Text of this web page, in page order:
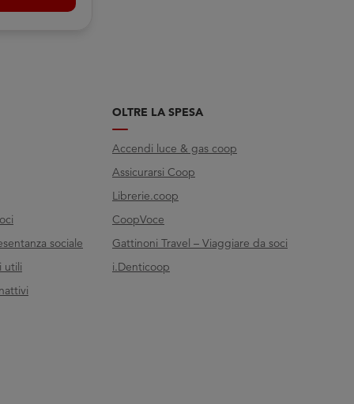
sociale
utili
OLTRE LA SPESA
Accendi luce & gas coop
Assicurarsi Coop
Librerie.coop
CoopVoce
Gattinoni Travel – Viaggiare da soci
i.Denticoop